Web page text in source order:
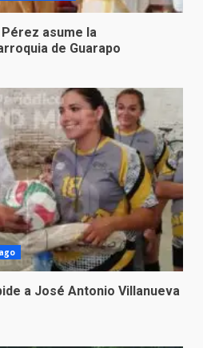
asume la
de Guarapo
a José Antonio Villanueva